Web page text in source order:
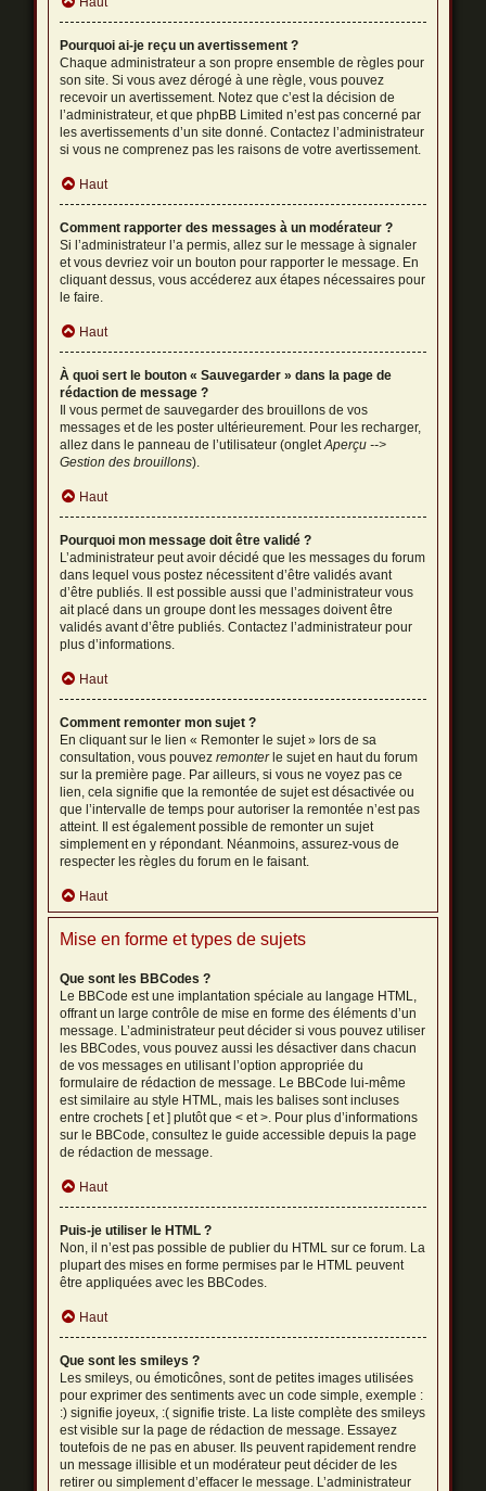
Pourquoi ai-je reçu un avertissement ?
Chaque administrateur a son propre ensemble de règles pour
son site. Si vous avez dérogé à une règle, vous pouvez
recevoir un avertissement. Notez que c’est la décision de
l’administrateur, et que phpBB Limited n’est pas concerné par
les avertissements d’un site donné. Contactez l’administrateur
si vous ne comprenez pas les raisons de votre avertissement.
Haut
Comment rapporter des messages à un modérateur ?
Si l’administrateur l’a permis, allez sur le message à signaler
et vous devriez voir un bouton pour rapporter le message. En
cliquant dessus, vous accéderez aux étapes nécessaires pour
le faire.
Haut
À quoi sert le bouton « Sauvegarder » dans la page de
rédaction de message ?
Il vous permet de sauvegarder des brouillons de vos
messages et de les poster ultérieurement. Pour les recharger,
allez dans le panneau de l’utilisateur (ongletAperçu -->
Gestion des brouillons).
Haut
Pourquoi mon message doit être validé ?
L’administrateur peut avoir décidé que les messages du forum
dans lequel vous postez nécessitent d’être validés avant
d’être publiés. Il est possible aussi que l’administrateur vous
ait placé dans un groupe dont les messages doivent être
validés avant d’être publiés. Contactez l’administrateur pour
plus d’informations.
Haut
Comment remonter mon sujet ?
En cliquant sur le lien « Remonter le sujet » lors de sa
consultation, vous pouvezremonterle sujet en haut du forum
sur la première page. Par ailleurs, si vous ne voyez pas ce
lien, cela signifie que la remontée de sujet est désactivée ou
que l’intervalle de temps pour autoriser la remontée n’est pas
atteint. Il est également possible de remonter un sujet
simplement en y répondant. Néanmoins, assurez-vous de
respecter les règles du forum en le faisant.
Haut
Mise en forme et types de sujets
Que sont les BBCodes ?
Le BBCode est une implantation spéciale au langage HTML,
offrant un large contrôle de mise en forme des éléments d’un
message. L’administrateur peut décider si vous pouvez utiliser
les BBCodes, vous pouvez aussi les désactiver dans chacun
de vos messages en utilisant l’option appropriée du
formulaire de rédaction de message. Le BBCode lui-même
est similaire au style HTML, mais les balises sont incluses
entre crochets [ et ] plutôt que < et >. Pour plus d’informations
sur le BBCode, consultez le guide accessible depuis la page
de rédaction de message.
Haut
Puis-je utiliser le HTML ?
Non, il n’est pas possible de publier du HTML sur ce forum. La
plupart des mises en forme permises par le HTML peuvent
être appliquées avec les BBCodes.
Haut
Que sont les smileys ?
Les smileys, ou émoticônes, sont de petites images utilisées
pour exprimer des sentiments avec un code simple, exemple :
:) signifie joyeux, :( signifie triste. La liste complète des smileys
est visible sur la page de rédaction de message. Essayez
toutefois de ne pas en abuser. Ils peuvent rapidement rendre
un message illisible et un modérateur peut décider de les
retirer ou simplement d’effacer le message. L’administrateur